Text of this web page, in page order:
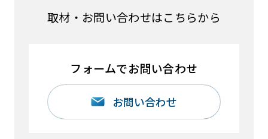
取材・お問い合わせはこちらから
フォームでお問い合わせ
お問い合わせ